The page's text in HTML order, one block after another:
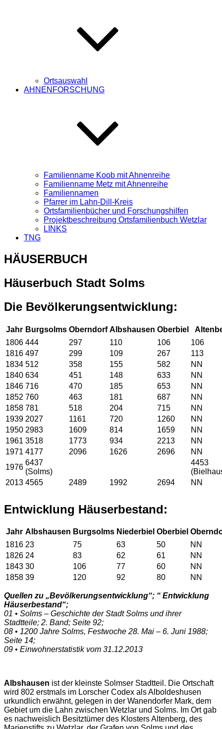
Ortsauswahl
AHNENFORSCHUNG
Familienname Koob mit Ahnenreihe
Familienname Metz mit Ahnenreihe
Familiennamen
Pfarrer im Lahn-Dill-Kreis
Ortsfamilienbücher und Forschungshilfen
Projektbeschreibung Ortsfamilienbuch Wetzlar
LINKS
TNG
HÄUSERBUCH
Häuserbuch Stadt Solms
Die Bevölkerungsentwicklung:
Jahr Burgsolms Oberndorf Albshausen Oberbiel
1806 444 297 110 106
106
1816 497 299 109 267
113
1834 512 358 155 582
NN
1840 634 451 148 633
NN
1846 716 470 185 653
NN
1852 760 463 181 687
NN
1858 781 518 204 715
NN
1939 2027 1161 720 1260
NN
1950 2983 1609 814 1659
NN
1961 3518 1773 934 2213
NN
1971 4177 2096 1626 2696
NN
1976
6437
(Solms)
4453
2013 4565 2489 1992 2694 NN
Entwicklung Häuserbestand:
Jahr Albshausen Burgsolms Niederbiel Oberbiel
1816 23 75 63 50
NN
1826 24 83 62 61
NN
1843 30 106 77 60
NN
1858 39 120 92 80 NN
Quellen zu „Bevölkerungsentwicklung“; “ Entwicklung
Häuserbestand“;
01 • Solms – Geschichte der Stadt Solms und ihrer
Stadtteile; 2. Band; Seite 92;
08 • 1200 Jahre Solms, Festwoche 28. Mai – 6. Juni 1988;
Seite 14;
09 • Einwohnerstatistik vom 31.12.2013
Albshausen ist der kleinste Solmser Stadtteil. Die Ortschaft
wird 802 erstmals im Lorscher Codex als Alboldeshusen
urkundlich erwähnt, gelegen in der Wanendorfer Mark, dem
Gebiet um die Lahn zwischen Wetzlar und Solms. Im Ort gab
es nachweislich Besitztümer des Klosters Altenberg, des